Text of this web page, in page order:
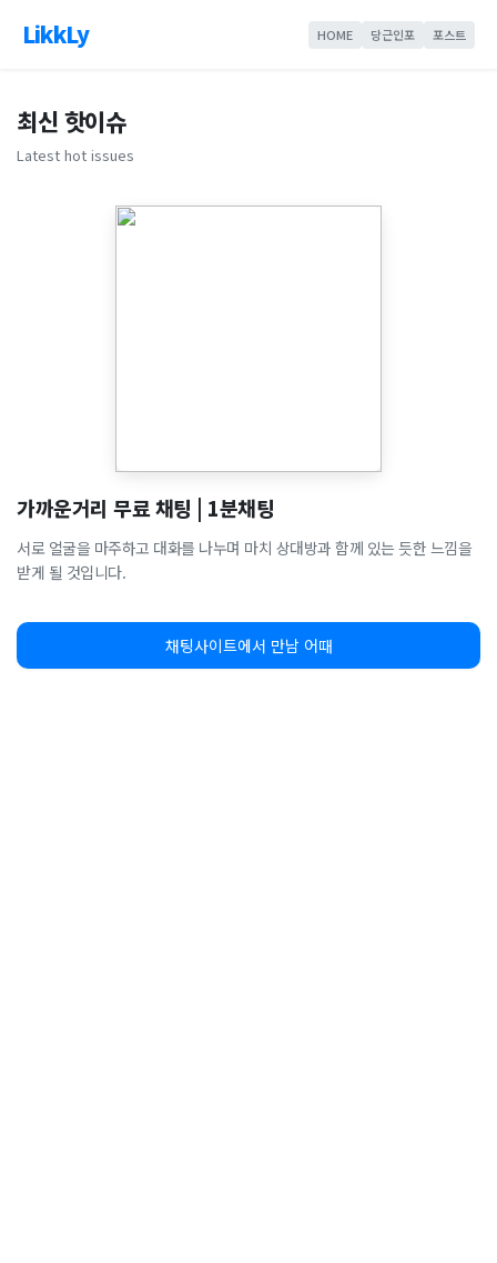
LikkLy HOME 당근인포 포스트
최신 핫이슈
Latest hot issues
가까운거리 무료 채팅 | 1분채팅
서로 얼굴을 마주하고 대화를 나누며 마치 상대방과 함께 있는 듯한 느낌을
받게 될 것입니다.
채팅사이트에서 만남 어때